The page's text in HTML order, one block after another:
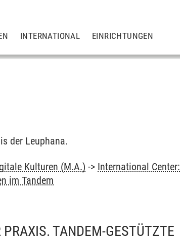
INTERNATIONAL EINRICHTUNGEN
der Leuphana.
Kulturen (M.A.) -> International Center:
im Tandem
TANDEM-GESTÜTZTE